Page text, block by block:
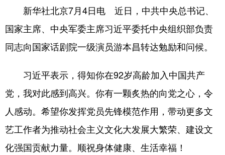
新华社北京7月4日电 近日，中共中央总书记、
国家主席、中央军委主席习近平委托中央组织部负责
同志向国家话剧院一级演员游本昌转达勉励和问候。
习近平表示，得知你在92岁高龄加入中国共产
党，我对此感到高兴。你有一颗炙热的向党之心，令
人感动。希望你发挥党员先锋模范作用，带动更多文
艺工作者为推动社会主义文化大发展大繁荣、建设文
化强国贡献力量。顺祝身体健康、生活幸福！